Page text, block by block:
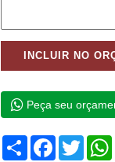
Peça seu
Compartilhar
Facebook